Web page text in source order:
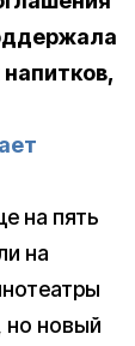
на пять
на
но новый